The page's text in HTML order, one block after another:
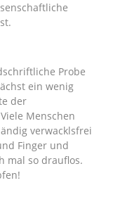
Probe
ein wenig
der
Menschen
verwacklsfrei
Finger und
mal so drauflos.